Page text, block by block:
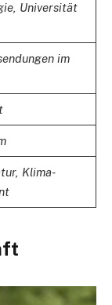
Universität
im
Klima-